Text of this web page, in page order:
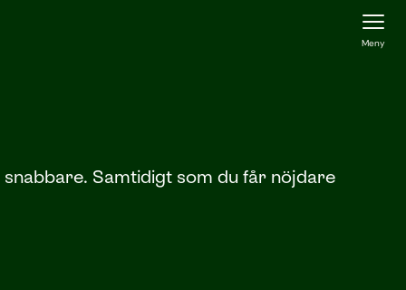
Meny
Samtidigt som du får nöjdare